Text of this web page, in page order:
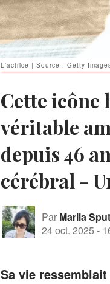
L'actrice | Source : Getty
Cette icône
véritable
depuis 46
cérébral -
Par Mariia
24 oct. 2025 -
Sa vie